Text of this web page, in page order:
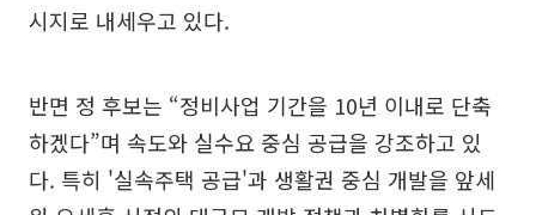
시지로 내세우고 있다.
반면 정 후보는 “정비사업 기간을 10년 이내로 단축
하겠다”며 속도와 실수요 중심 공급을 강조하고 있
다. 특히 '실속주택 공급'과 생활권 중심 개발을 앞세